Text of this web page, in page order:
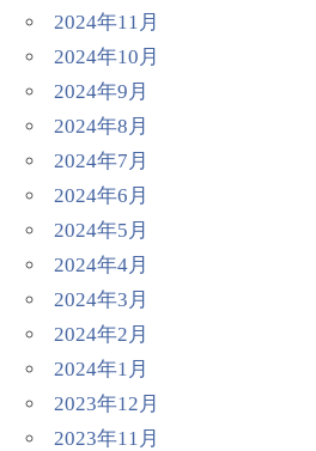
2024年11月
2024年10月
2024年9月
2024年8月
2024年7月
2024年6月
2024年5月
2024年4月
2024年3月
2024年2月
2024年1月
2023年12月
2023年11月